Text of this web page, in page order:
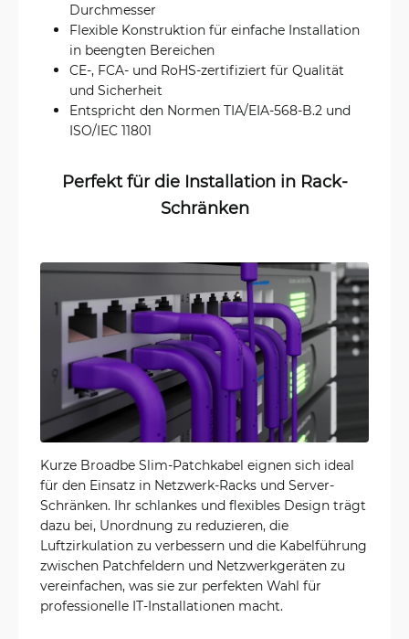
Durchmesser
Flexible Konstruktion für einfache Installation
in beengten Bereichen
CE-, FCA- und RoHS-zertifiziert für Qualität
und Sicherheit
Entspricht den Normen TIA/EIA-568-B.2 und
ISO/IEC 11801
Perfekt für die Installation in Rack-
Schränken
Kurze Broadbe Slim-Patchkabel eignen sich ideal
für den Einsatz in Netzwerk-Racks und Server-
Schränken. Ihr schlankes und flexibles Design trägt
dazu bei, Unordnung zu reduzieren, die
Luftzirkulation zu verbessern und die Kabelführung
zwischen Patchfeldern und Netzwerkgeräten zu
vereinfachen, was sie zur perfekten Wahl für
professionelle IT-Installationen macht.